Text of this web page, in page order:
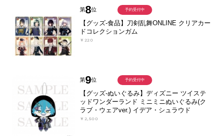
第8位
【グッズ-食品】刀剣乱舞ONLINE クリアカー
ドコレクションガム
￥220
予約受付中
第9位
【グッズ-ぬいぐるみ】ディズニー ツイステ
ッドワンダーランド ミニミニぬいぐるみ(ク
ラブ・ウェアver.) イデア・シュラウド
￥2,500
予約受付中